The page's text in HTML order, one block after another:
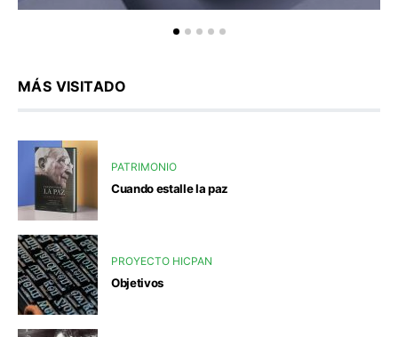
MÁS VISITADO
PATRIMONIO
Cuando estalle la paz
PROYECTO HICPAN
Objetivos